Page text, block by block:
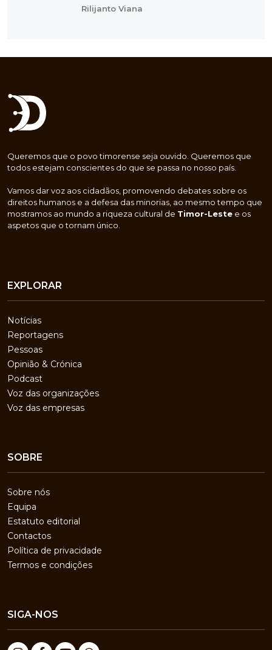
Rilijanto Viana
Queremos que o povo timorense seja ouvido. Queremos que
todos estejam conscientes do que se passa no nosso país.
Vamos dar voz aos cidadãos, promovendo debates sobre os
direitos humanos e a defesa das minorias, ao mesmo tempo que
mostramos ao mundo a riqueza cultural de Timor-Leste e os
aspetos que o tornam único.
EXPLORAR
Notícias
Reportagens
Pessoas
Opinião & Crónica
Podcast
Voz das organizações
Voz das empresas
SOBRE
Sobre nós
Equipa
Estatuto editorial
Contactos
Política de privacidade
Termos e condições
SIGA-NOS